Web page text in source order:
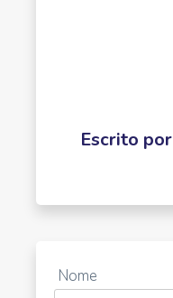
Escrito por
Nome